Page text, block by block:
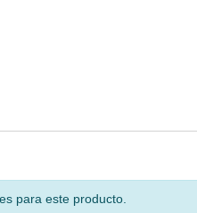
para este producto.